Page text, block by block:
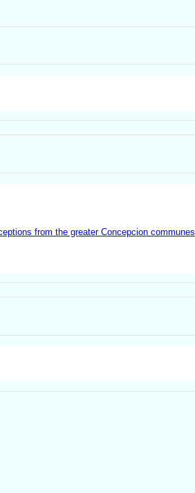
from the greater Concepcion communes